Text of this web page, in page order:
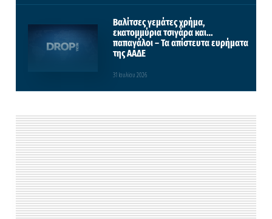
Βαλίτσες γεμάτες χρήμα,
εκατομμύρια τσιγάρα και…
παπαγάλοι – Τα απίστευτα ευρήματα
της ΑΑΔΕ
31 Ιουλίου 2026